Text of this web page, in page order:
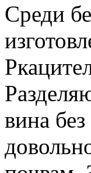
Среди
вина